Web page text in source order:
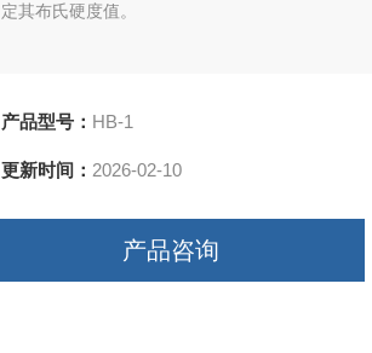
定其布氏硬度值。
产品型号： HB-1
更新时间： 2026-02-10
产品咨询